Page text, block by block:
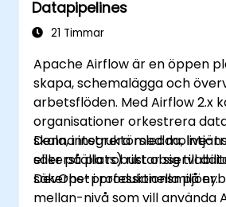
system.
Implementera metodtips
luftflödesmiljöer.
Datapipelines
21 Timmar
Apache Airflow är en öppen
skapa, schemalägga och
arbetsflöden. Med Airflow 2.x
organisationer orkestrera
skala, integrera med
säkerställa robust
säkerhet i produktionsmiljöer.
Denna instruktörsledda, live-
eller på plats) riktar sig till
DevOps-professionella på
mellan-nivå som vill använda